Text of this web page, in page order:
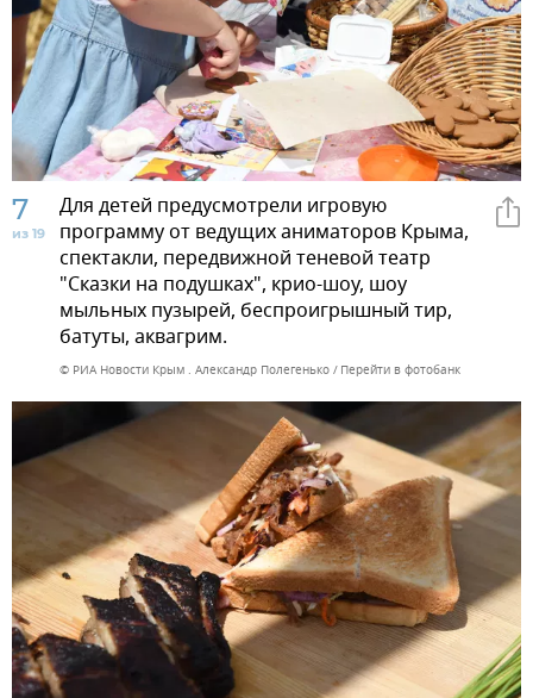
7
из 19
Для детей предусмотрели игровую
программу от ведущих аниматоров Крыма,
спектакли, передвижной теневой театр
"Сказки на подушках", крио-шоу, шоу
мыльных пузырей, беспроигрышный тир,
батуты, аквагрим.
© РИА Новости Крым . Александр Полегенько Перейти в фотобанк